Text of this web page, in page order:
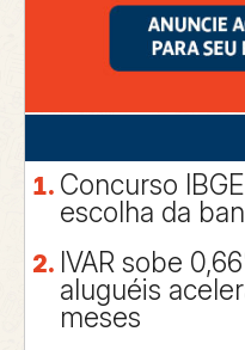
Concurso
escolha da
IVAR sobe
aluguéis
meses